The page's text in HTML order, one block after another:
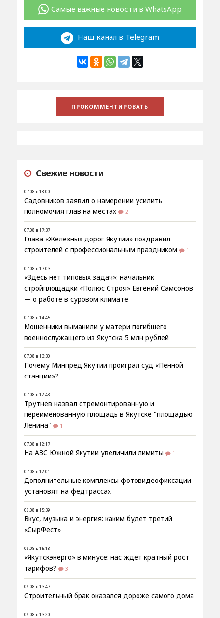
Самые важные новости в WhatsApp
Наш канал в Telegram
Свежие новости
07.08 в 18:00
Садовников заявил о намерении усилить
полномочия глав на местах
2
07.08 в 17:37
Глава «Железных дорог Якутии» поздравил
строителей с профессиональным праздником
1
07.08 в 17:03
«Здесь нет типовых задач»: начальник
стройплощадки «Полюс Строя» Евгений Самсонов
— о работе в суровом климате
07.08 в 14:45
Мошенники выманили у матери погибшего
военнослужащего из Якутска 5 млн рублей
07.08 в 13:30
Почему Минпред Якутии проиграл суд «Пенной
станции»?
07.08 в 12:48
Трутнев назвал отремонтированную и
переименованную площадь в Якутске "площадью
Ленина"
1
07.08 в 12:17
На АЗС Южной Якутии увеличили лимиты 1
07.08 в 12:01
Дополнительные комплексы фотовидеофиксации
установят на федтрассах
06.08 в 15:39
Вкус, музыка и энергия: каким будет третий
«СырФест»
06.08 в 15:18
«Якутскэнерго» в минусе: нас ждёт кратный рост
тарифов?
3
06.08 в 13:47
Строительный брак оказался дороже самого дома
06.08 в 13:20